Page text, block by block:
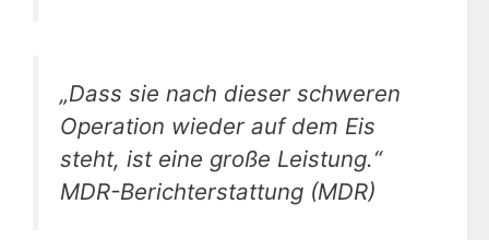
„Dass sie nach dieser schweren
Operation wieder auf dem Eis
steht, ist eine große Leistung.“
MDR-Berichterstattung (MDR)